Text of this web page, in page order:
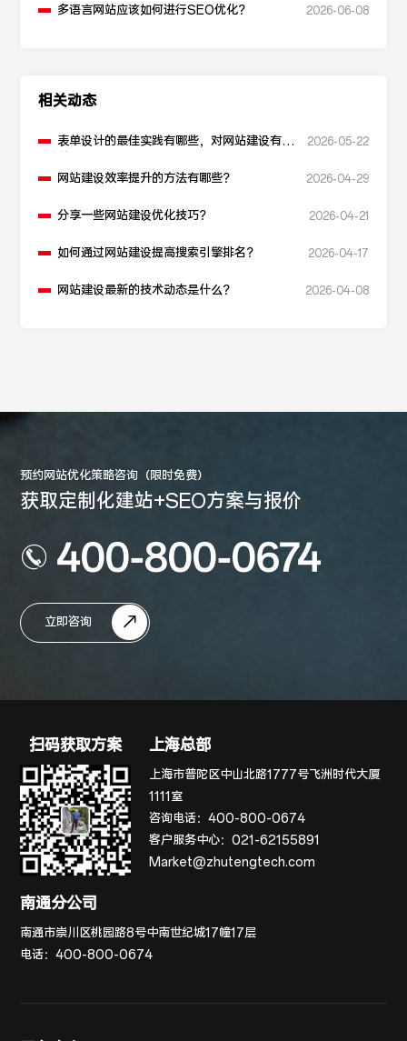
多语言网站应该如何进行SEO优化？ 2026-06-08
相关动态
表单设计的最佳实践有哪些，对网站建设有
2026-05-22
网站建设效率提升的方法有哪些？ 2026-04-29
分享一些网站建设优化技巧？ 2026-04-21
如何通过网站建设提高搜索引擎排名？ 2026-04-17
网站建设最新的技术动态是什么？ 2026-04-08
预约网站优化策略咨询（限时免费）
获取定制化建站+SEO方案与报价
400-800-0674
立即咨询
扫码获取方案 上海总部
上海市普陀区中山北路1777号飞洲时代大厦
1111室
咨询电话：400-800-0674
客户服务中心：021-62155891
Market@zhutengtech.com
南通分公司
南通市崇川区桃园路8号中南世纪城17幢17层
电话：400-800-0674